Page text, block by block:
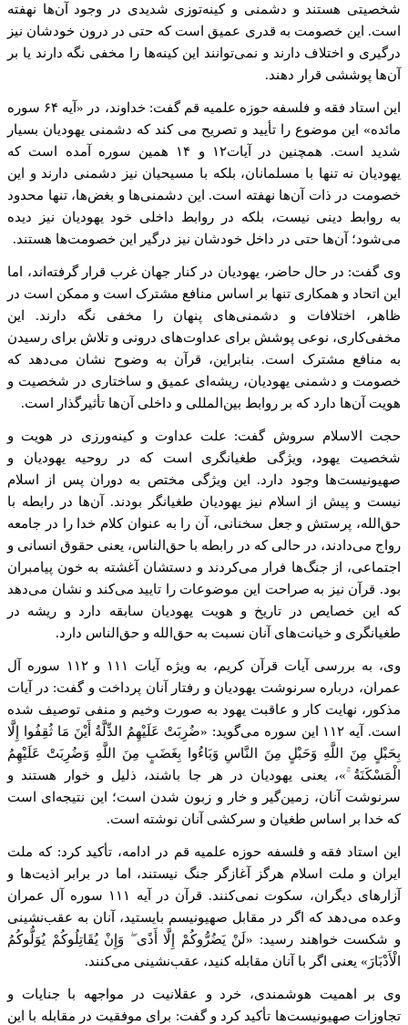
شخصیتی هستند و دشمنی و کینه‌توزی شدیدی در وجود آن‌ها نهفته
است. این خصومت به قدری عمیق است که حتی در درون خودشان نیز
درگیری و اختلاف دارند و نمی‌توانند این کینه‌ها را مخفی نگه دارند یا بر
آن‌ها پوششی قرار دهند.
این استاد فقه و فلسفه حوزه علمیه قم گفت: خداوند، در «آیه ۶۴ سوره
مائده» این موضوع را تأیید و تصریح می کند که دشمنی یهودیان بسیار
شدید است. همچنین در آیات۱۲ و ۱۴ همین سوره آمده است که
یهودیان نه تنها با مسلمانان، بلکه با مسیحیان نیز دشمنی دارند و این
خصومت در ذات آن‌ها نهفته است. این دشمنی‌ها و بغض‌ها، تنها محدود
به روابط دینی نیست، بلکه در روابط داخلی خود یهودیان نیز دیده
می‌شود؛ آن‌ها حتی در داخل خودشان نیز درگیر این خصومت‌ها هستند.
وی گفت: در حال حاضر، یهودیان در کنار جهان غرب قرار گرفته‌اند، اما
این اتحاد و همکاری تنها بر اساس منافع مشترک است و ممکن است در
ظاهر، اختلافات و دشمنی‌های پنهان را مخفی نگه دارند. این
مخفی‌کاری، نوعی پوشش برای عداوت‌های درونی و تلاش برای رسیدن
به منافع مشترک است. بنابراین، قرآن به وضوح نشان می‌دهد که
خصومت و دشمنی یهودیان، ریشه‌ای عمیق و ساختاری در شخصیت و
هویت آن‌ها دارد که بر روابط بین‌المللی و داخلی آن‌ها تأثیرگذار است.
حجت الاسلام سروش گفت: علت عداوت و کینه‌ورزی در هویت و
شخصیت یهود، ویژگی طغیانگری است که در روحیه یهودیان و
صهیونیست‌ها وجود دارد. این ویژگی مختص به دوران پس از اسلام
نیست و پیش از اسلام نیز یهودیان طغیانگر بودند. آن‌ها در رابطه با
حق‌الله، پرستش و جعل سخنانی، آن را به عنوان کلام خدا را در جامعه
رواج می‌دادند، در حالی که در رابطه با حق‌الناس، یعنی حقوق انسانی و
اجتماعی، از جنگ‌ها فرار می‌کردند و دستشان آغشته به خون پیامبران
بود. قرآن نیز به صراحت این موضوعات را تایید می‌کند و نشان می‌دهد
که این خصایص در تاریخ و هویت یهودیان سابقه دارد و ریشه در
طغیانگری و خیانت‌های آنان نسبت به حق‌الله و حق‌الناس دارد.
وی، به بررسی آیات قرآن کریم، به ویژه آیات ۱۱۱ و ۱۱۲ سوره آل
عمران، درباره سرنوشت یهودیان و رفتار آنان پرداخت و گفت: در آیات
مذکور، نهایت کار و عاقبت یهود به صورت وخیم و منفی توصیف شده
است. آیه ۱۱۲ این سوره می‌گوید: «ضُرِبَتْ عَلَیْهِمُ الذِّلَّةُ أَیْنَ مَا ثُقِفُوا إِلَّا
بِحَبْلٍ مِنَ اللَّهِ وَحَبْلٍ مِنَ النَّاسِ وَبَاءُوا بِغَضَبٍ مِنَ اللَّهِ وَضُرِبَتْ عَلَیْهِمُ
الْمَسْکَنَةُ ۚ»، یعنی یهودیان در هر جا باشند، ذلیل و خوار هستند و
سرنوشت آنان، زمین‌گیر و خار و زبون شدن است؛ این نتیجه‌ای است
که خدا بر اساس طغیان و سرکشی آنان نوشته است.
این استاد فقه و فلسفه حوزه علمیه قم در ادامه، تأکید کرد: که ملت
ایران و ملت اسلام هرگز آغازگر جنگ نیستند، اما در برابر اذیت‌ها و
آزارهای دیگران، سکوت نمی‌کنند. قرآن در آیه ۱۱۱ سوره آل عمران
وعده می‌دهد که اگر در مقابل صهیونیسم بایستید، آنان به عقب‌نشینی
و شکست خواهند رسید: «لَنْ یَضُرُّوکُمْ إِلَّا أَذًی ۖ وَإِنْ یُقَاتِلُوکُمْ یُوَلُّوکُمُ
الْأَدْبَارَ» یعنی اگر با آنان مقابله کنید، عقب‌نشینی می‌کنند.
وی بر اهمیت هوشمندی، خرد و عقلانیت در مواجهه با جنایات و
تجاوزات صهیونیست‌ها تأکید کرد و گفت: برای موفقیت در مقابله با این